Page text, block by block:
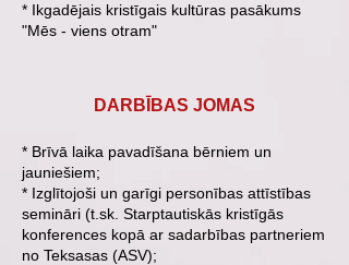
* Ikgadējais kristīgais kultūras pasākums
"Mēs - viens otram"
DARBĪBAS JOMAS
* Brīvā laika pavadīšana bērniem un
jauniešiem;
* Izglītojoši un garīgi personības attīstības
semināri (t.sk. Starptautiskās kristīgās
konferences kopā ar sadarbības partneriem
no Teksasas (ASV);